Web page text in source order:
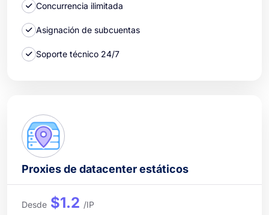
Concurrencia ilimitada
Asignación de subcuentas
Soporte técnico 24/7
Proxies de datacenter estáticos
Desde $1.2 /IP